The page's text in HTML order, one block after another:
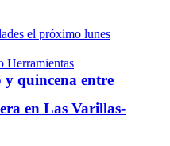
quincena entre
Herramientas
en Las Varillas-